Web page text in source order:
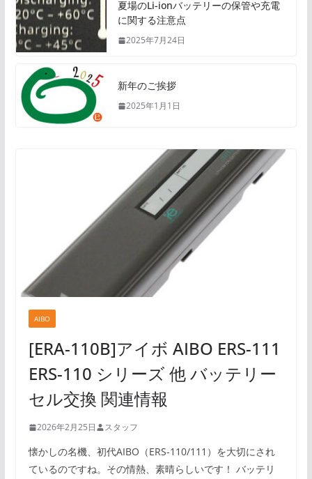
夏場のLi-ionバッテリーの保管や充電
に関する注意点
2025年7月24日
新年のご挨拶
2025年1月1日
AIBO
[ERA-110B]アイボ AIBO ERS-111
ERS-110 シリーズ 他 バッテリー
セル交換 関連情報
2026年2月25日 スタッフ
懐かしの名機、初代AIBO（ERS-110/111）を大切にされ
ているのですね。その情熱、素晴らしいです！ バッテリ